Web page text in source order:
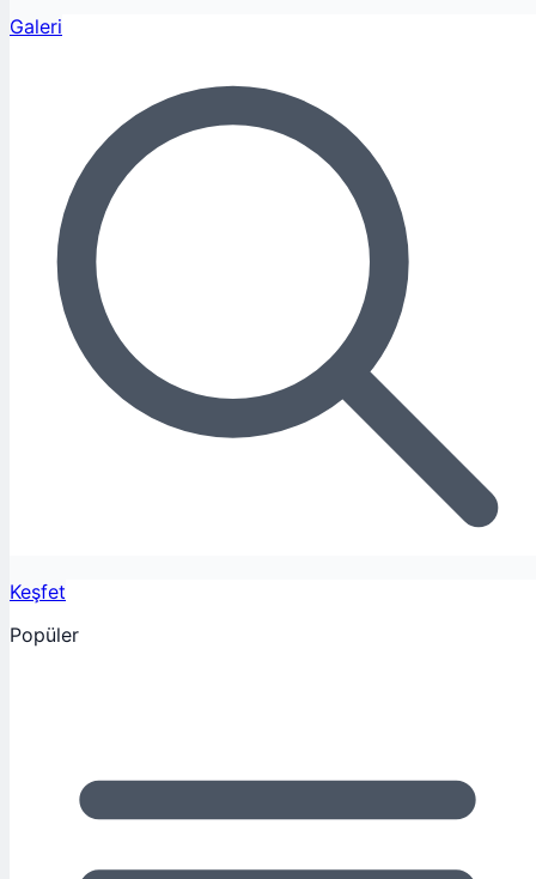
Galeri
Keşfet
Popüler